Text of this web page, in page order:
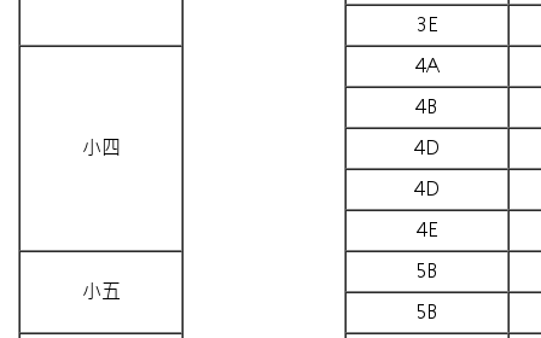
3E
小四
4A
4B
4D
4D
4E
小五
5B
5B